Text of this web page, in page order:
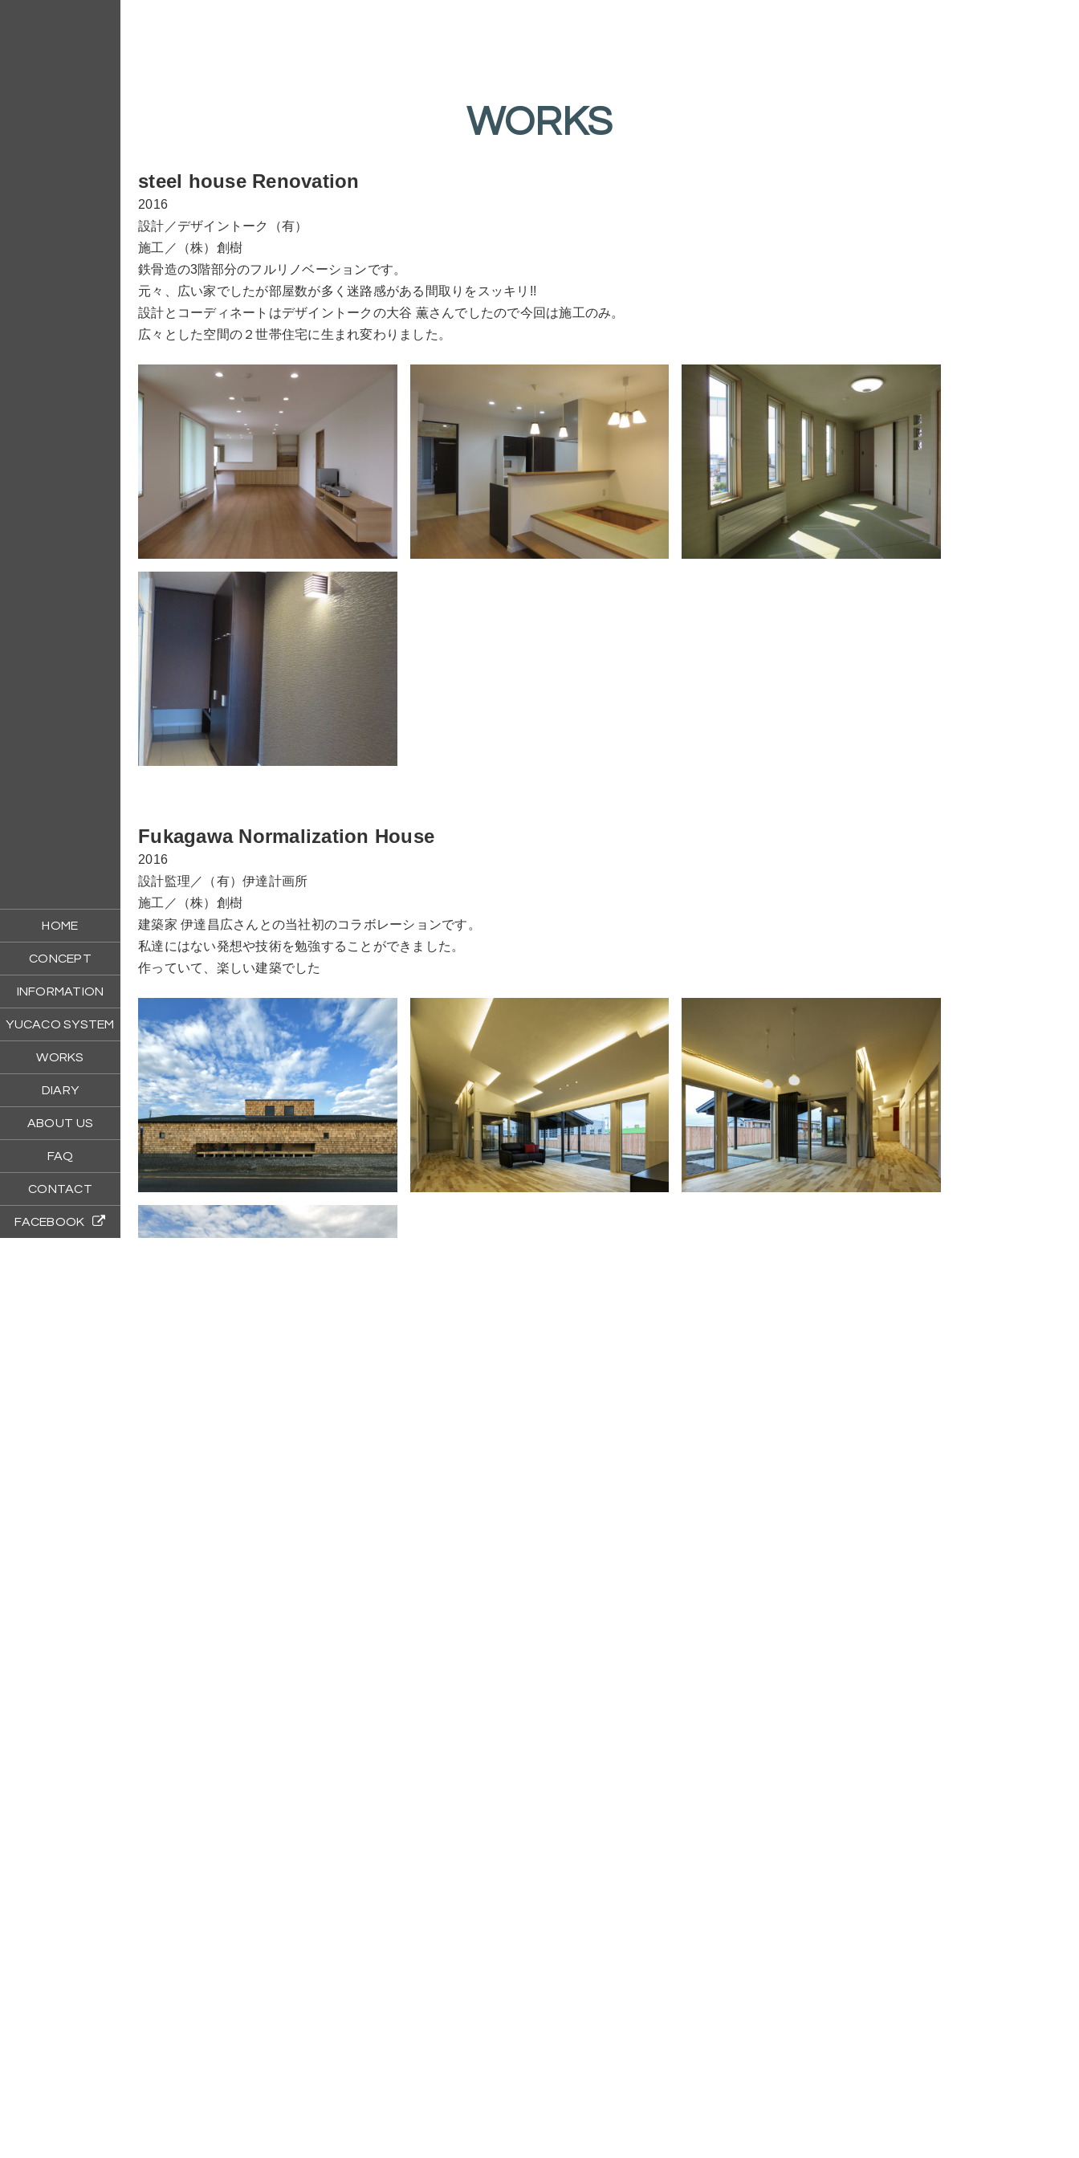
WORKS
steel house Renovation
2016
設計／デザイントーク（有）
施工／（株）創樹
鉄骨造の3階部分のフルリノベーションです。
元々、広い家でしたが部屋数が多く迷路感がある間取りをスッキリ!!
設計とコーディネートはデザイントークの大谷 薫さんでしたので今回は施工のみ。
広々とした空間の２世帯住宅に生まれ変わりました。
Fukagawa Normalization House
2016
設計監理／（有）伊達計画所
施工／（株）創樹
建築家 伊達昌広さんとの当社初のコラボレーションです。
私達にはない発想や技術を勉強することができました。
作っていて、楽しい建築でした
HOME
CONCEPT
INFORMATION
YUCACO SYSTEM
WORKS
DIARY
ABOUT US
FAQ
CONTACT
FACEBOOK